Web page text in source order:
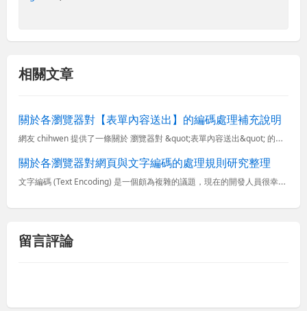
相關文章
關於各瀏覽器對【表單內容送出】的編碼處理補充說明
網友 chihwen 提供了一條關於 瀏覽器對 &quot;表單內容送出&quot; 的編碼處理 的新線索，經我詳細測試下發現各瀏覽器之間的確還是有不同的處理規則，尤其是 IE 瀏覽器對這個屬性的實做...
關於各瀏覽器對網頁與文字編碼的處理規則研究整理
文字編碼 (Text Encoding) 是一個頗為複雜的議題，現在的開發人員很幸福，只要遇到不懂的編碼問題就用 UTF-8 編碼解決，想當初我在開發多奇中文繁簡轉換大師產品時遇到的編碼問題百百種，可...
留言評論